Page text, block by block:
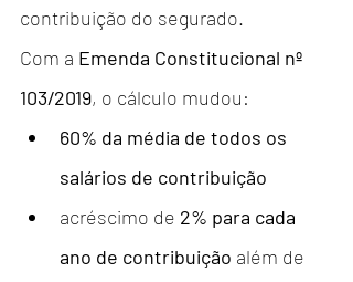
contribuição do segurado.
Com a Emenda Constitucional nº
103/2019, o cálculo mudou:
60% da média de todos os
salários de contribuição
acréscimo de 2% para cada
ano de contribuição além de